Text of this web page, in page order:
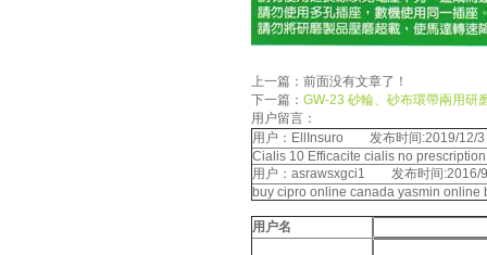
上一篇：前面没有文章了！
下一篇： GW-23 砂輪、砂布環帶兩用研
用户留言：
用户：EllInsuro 发布时间:2019/12/3
Cialis 10 Efficacite cialis no
用户：asrawsxgci1 发布时间:2016/
buy cipro online canada yasmin
用户名